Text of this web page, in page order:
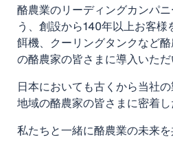
酪農業のリーディングカンパ
う、創設から140年以上お客
餌機、クーリングタンクなど
の酪農家の皆さまに導入いただ
日本においても古くから当社
地域の酪農家の皆さまに密着
私たちと一緒に酪農業の未来